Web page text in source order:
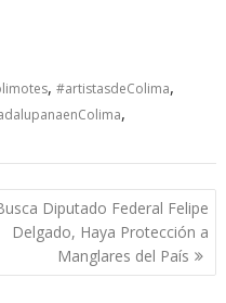
,#artistasdeColima,
,
Diputado Federal Felipe
Delgado, Haya Protección a
Manglares del País